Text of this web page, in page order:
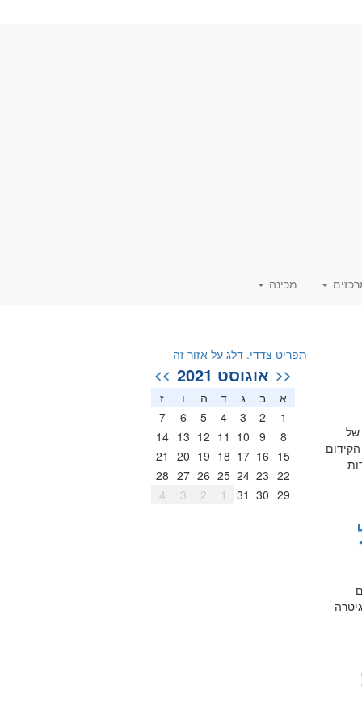
מכינה
של
תפריט צדדי. דלג על אזור זה
<< אוגוסט 2021 >>
א ב ג ד ה ו
ז
1
2
3
4
5
6
7
8
9
10
11
12
13
14
15
16
17
18
19
20
21
22
23
24
25
26
27
28
29
30
31
1
2
3
4